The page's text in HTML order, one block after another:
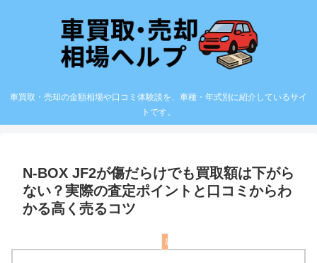
車買取・売却の金額相場や口コミ体験談を、車種・年式別に紹介しているサイ
トです。
N-BOX JF2が傷だらけでも買取額は下がら
ない？実際の査定ポイントと口コミからわ
かる高く売るコツ
故障・不具合有りの車の売却